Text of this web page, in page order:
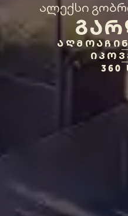
ალექსი
360